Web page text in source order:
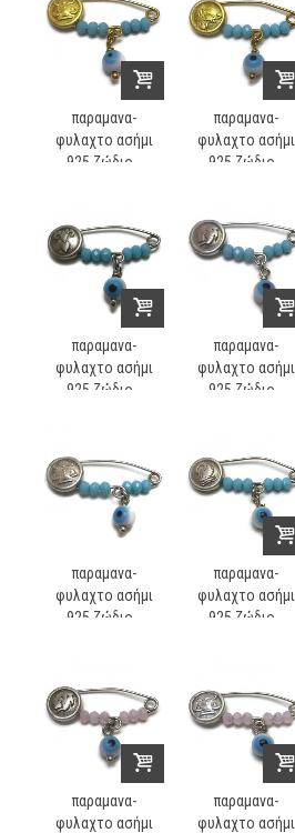
παραμανα-
φυλαχτο ασήμι
925 ζώδιο...
παραμανα-
φυλαχτο ασήμι
925 ζώδιο...
παραμανα-
φυλαχτο ασήμι
925 ζώδιο...
παραμανα-
φυλαχτο ασήμι
925 ζώδιο...
παραμανα-
φυλαχτο ασήμι
925 ζώδιο...
παραμανα-
φυλαχτο ασήμι
925 ζώδιο...
παραμανα-
φυλαχτο ασήμι
παραμανα-
φυλαχτο ασήμι